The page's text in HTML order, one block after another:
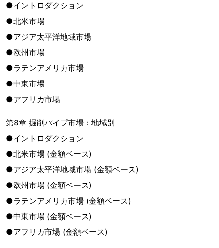
●イントロダクション
●北米市場
●アジア太平洋地域市場
●欧州市場
●ラテンアメリカ市場
●中東市場
●アフリカ市場
第8章 掘削パイプ市場：地域別
●イントロダクション
●北米市場 (金額ベース)
●アジア太平洋地域市場 (金額ベース)
●欧州市場 (金額ベース)
●ラテンアメリカ市場 (金額ベース)
●中東市場 (金額ベース)
●アフリカ市場 (金額ベース)